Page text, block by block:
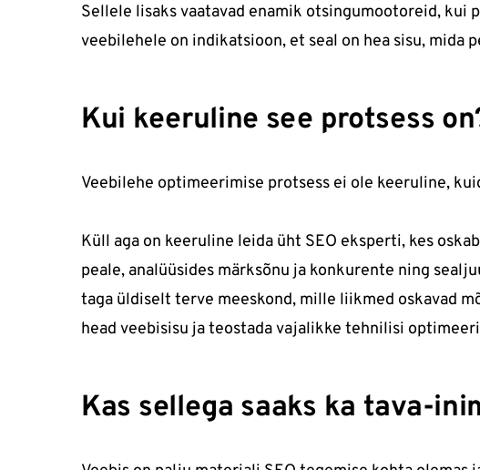
Sellele lisaks vaatavad enamik otsingumootoreid,
veebilehele on indikatsioon, et seal on hea sisu,
Kui keeruline see protsess
Veebilehe optimeerimise protsess ei ole keeruline,
Küll aga on keeruline leida üht SEO eksperti, kes
peale, analüüsides märksõnu ja konkurente ning
taga üldiselt terve meeskond, mille liikmed oskavad
head veebisisu ja teostada vajalikke tehnilisi
Kas sellega saaks ka tava-